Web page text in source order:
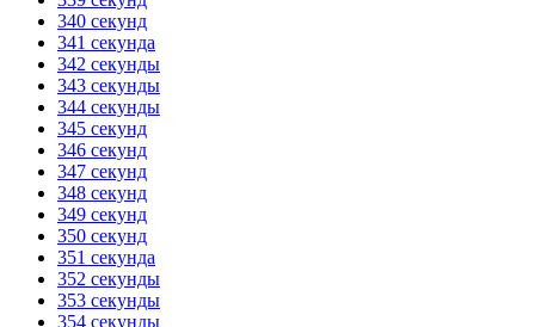
340 секунд
341 секунда
342 секунды
343 секунды
344 секунды
345 секунд
346 секунд
347 секунд
348 секунд
349 секунд
350 секунд
351 секунда
352 секунды
353 секунды
354 секунды